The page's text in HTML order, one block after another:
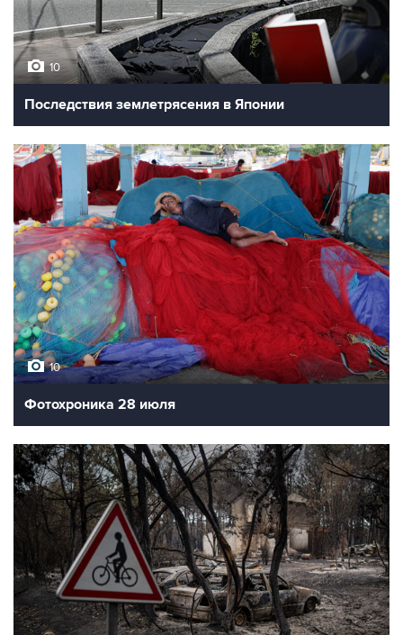
10
Последствия землетрясения в Японии
10
Фотохроника 28 июля